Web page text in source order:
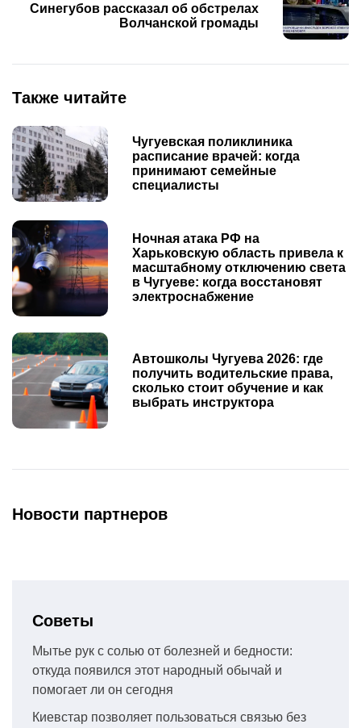
Синегубов рассказал об обстрелах
Волчанской громады
Также читайте
Чугуевская поликлиника
расписание врачей: когда
принимают семейные
специалисты
Ночная атака РФ на
Харьковскую область привела к
масштабному отключению света
в Чугуеве: когда восстановят
электроснабжение
Автошколы Чугуева 2026: где
получить водительские права,
сколько стоит обучение и как
выбрать инструктора
Новости партнеров
Советы
Мытье рук с солью от болезней и бедности:
откуда появился этот народный обычай и
помогает ли он сегодня
Киевстар позволяет пользоваться связью без